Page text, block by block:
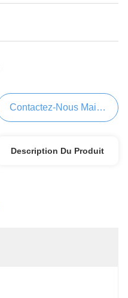
Contactez-Nous Maintenant
Description Du Produit